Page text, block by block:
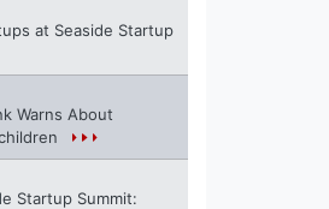
at Seaside Startup
Warns About
Startup Summit: